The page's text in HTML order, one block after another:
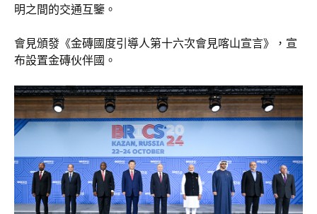
明之間的交通互鑒。
會見頒發《金磚國度引導人第十六次會見喀山宣言》，宣
布設置金磚伙伴國。